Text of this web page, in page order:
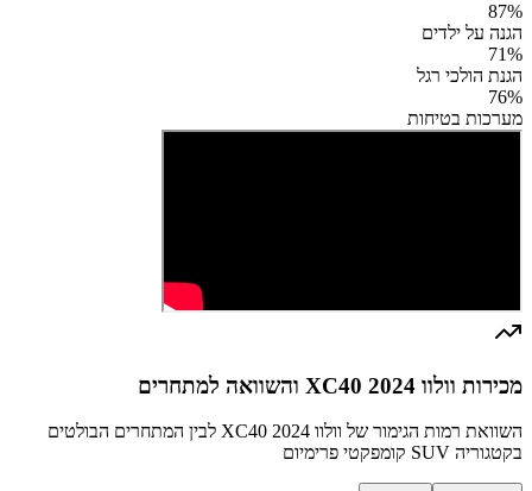
87%
הגנה על ילדים
71%
הגנת הולכי רגל
76%
מערכות בטיחות
מכירות וולוו XC40 2024 והשוואה למתחרים
השוואת רמות הגימור של וולוו XC40 2024 לבין המתחרים הבולטים
בקטגוריה SUV קומפקטי פרימיום